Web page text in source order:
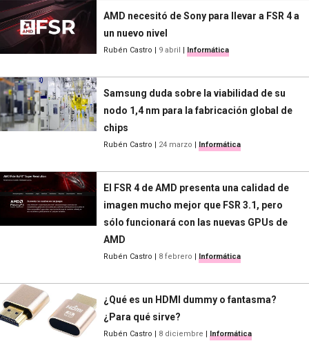
AMD necesitó de Sony para llevar a FSR 4 a
un nuevo nivel
Rubén Castro | 9 abril | Informática
Samsung duda sobre la viabilidad de su
nodo 1,4 nm para la fabricación global de
chips
Rubén Castro | 24 marzo | Informática
El FSR 4 de AMD presenta una calidad de
imagen mucho mejor que FSR 3.1, pero
sólo funcionará con las nuevas GPUs de
AMD
Rubén Castro | 8 febrero | Informática
¿Qué es un HDMI dummy o fantasma?
¿Para qué sirve?
Rubén Castro | 8 diciembre | Informática